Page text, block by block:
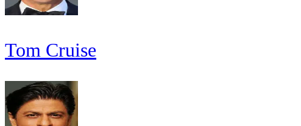
Tom Cruise